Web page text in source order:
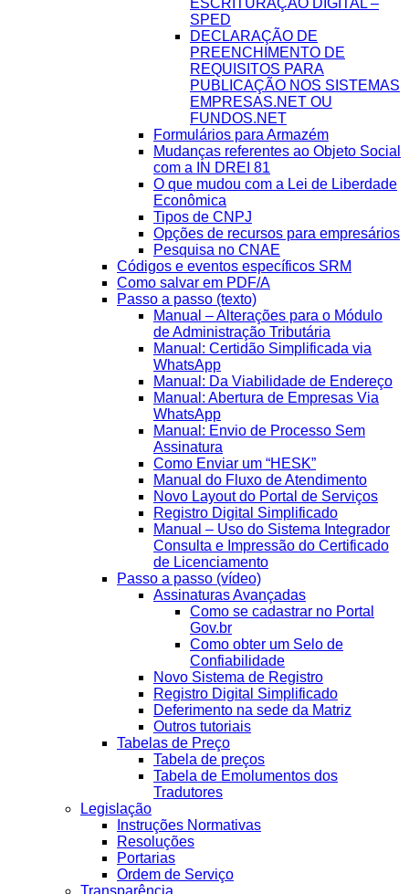
ESCRITURAÇÃO DIGITAL –
SPED
DECLARAÇÃO DE
PREENCHIMENTO DE
REQUISITOS PARA
PUBLICAÇÃO NOS SISTEMAS
EMPRESAS.NET OU
FUNDOS.NET
Formulários para Armazém
Mudanças referentes ao Objeto Social
com a IN DREI 81
O que mudou com a Lei de Liberdade
Econômica
Tipos de CNPJ
Opções de recursos para empresários
Pesquisa no CNAE
Códigos e eventos específicos SRM
Como salvar em PDF/A
Passo a passo (texto)
Manual – Alterações para o Módulo
de Administração Tributária
Manual: Certidão Simplificada via
WhatsApp
Manual: Da Viabilidade de Endereço
Manual: Abertura de Empresas Via
WhatsApp
Manual: Envio de Processo Sem
Assinatura
Como Enviar um “HESK”
Manual do Fluxo de Atendimento
Novo Layout do Portal de Serviços
Registro Digital Simplificado
Manual – Uso do Sistema Integrador
Consulta e Impressão do Certificado
de Licenciamento
Passo a passo (vídeo)
Assinaturas Avançadas
Como se cadastrar no Portal
Gov.br
Como obter um Selo de
Confiabilidade
Novo Sistema de Registro
Registro Digital Simplificado
Deferimento na sede da Matriz
Outros tutoriais
Tabelas de Preço
Tabela de preços
Tabela de Emolumentos dos
Tradutores
Legislação
Instruções Normativas
Resoluções
Portarias
Ordem de Serviço
Transparência